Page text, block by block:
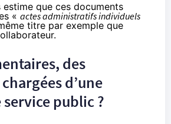
estime que ces documents
« actes administratifs individuels
titre par exemple que
des
d’une
public ?